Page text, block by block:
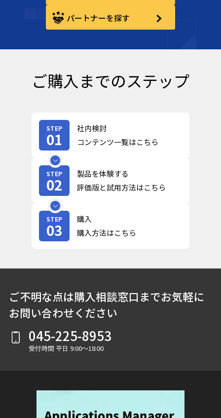
パートナーを探す
ご購入までのステップ
STEP
01
社内検討
コンテンツ一覧はこちら
STEP
02
製品を体験する
評価版と試用方法はこちら
STEP
03
購入
購入方法はこちら
ご不明な点は購入相談窓口までお気軽に
お問い合わせください
045-225-8953
受付時間 平日 9:00～18:00